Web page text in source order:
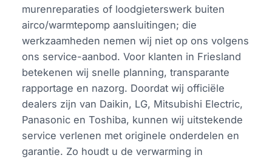
murenreparaties of loodgieterswerk buiten
airco/warmtepomp aansluitingen; die
werkzaamheden nemen wij niet op ons volgens
ons service-aanbod. Voor klanten in Friesland
betekenen wij snelle planning, transparante
rapportage en nazorg. Doordat wij officiële
dealers zijn van Daikin, LG, Mitsubishi Electric,
Panasonic en Toshiba, kunnen wij uitstekende
service verlenen met originele onderdelen en
garantie. Zo houdt u de verwarming in